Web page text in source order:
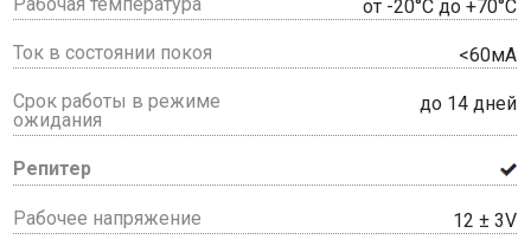
от -20°С до +70°С
Ток в состоянии покоя <60мА
Срок работы в режиме
ожидания
до 14 дней
Репитер
Рабочее напряжение 12 ± 3V